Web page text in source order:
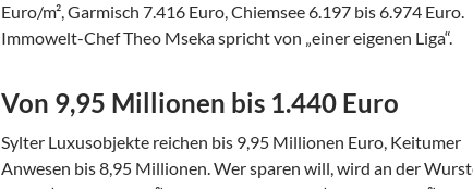
Euro/m², Garmisch 7.416 Euro, Chiemsee 6.197 bis 6.974 Euro.
Immowelt-Chef Theo Mseka spricht von „einer eigenen Liga“.
Von 9,95 Millionen bis 1.440 Euro
Sylter Luxusobjekte reichen bis 9,95 Millionen Euro, Keitumer
Anwesen bis 8,95 Millionen. Wer sparen will, wird an der